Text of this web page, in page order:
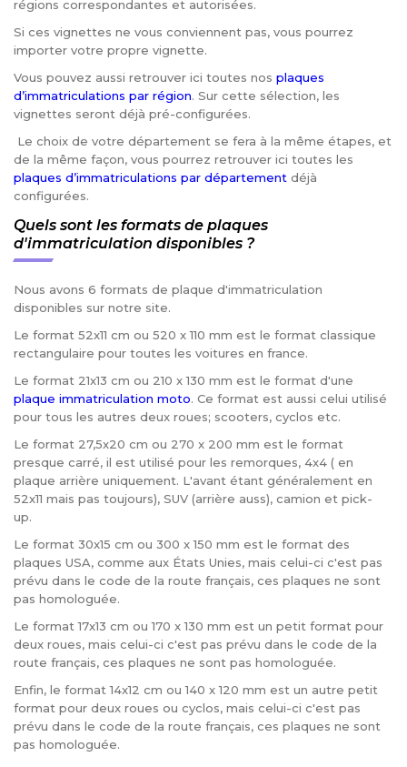
régions correspondantes et autorisées.
Si ces vignettes ne vous conviennent pas, vous pourrez
importer votre propre vignette.
Vous pouvez aussi retrouver ici toutes nos plaques
d’immatriculations par région. Sur cette sélection, les
vignettes seront déjà pré-configurées.
Le choix de votre département se fera à la même étapes, et
de la même façon, vous pourrez retrouver ici toutes les
plaques d’immatriculations par département déjà
configurées.
Quels sont les formats de plaques
d'immatriculation disponibles ?
Nous avons 6 formats de plaque d'immatriculation
disponibles sur notre site.
Le format 52x11 cm ou 520 x 110 mm est le format classique
rectangulaire pour toutes les voitures en france.
Le format 21x13 cm ou 210 x 130 mm est le format d'une
plaque immatriculation moto. Ce format est aussi celui utilisé
pour tous les autres deux roues; scooters, cyclos etc.
Le format 27,5x20 cm ou 270 x 200 mm est le format
presque carré, il est utilisé pour les remorques, 4x4 ( en
plaque arrière uniquement. L'avant étant généralement en
52x11 mais pas toujours), SUV (arrière auss), camion et pick-
up.
Le format 30x15 cm ou 300 x 150 mm est le format des
plaques USA, comme aux États Unies, mais celui-ci c'est pas
prévu dans le code de la route français, ces plaques ne sont
pas homologuée.
Le format 17x13 cm ou 170 x 130 mm est un petit format pour
deux roues, mais celui-ci c'est pas prévu dans le code de la
route français, ces plaques ne sont pas homologuée.
Enfin, le format 14x12 cm ou 140 x 120 mm est un autre petit
format pour deux roues ou cyclos, mais celui-ci c'est pas
prévu dans le code de la route français, ces plaques ne sont
pas homologuée.